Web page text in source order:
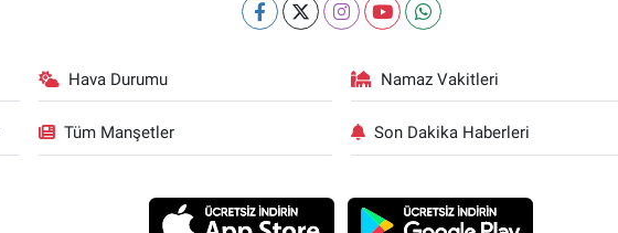
Hava Durumu Namaz Vakitleri
Tüm Manşetler Son Dakika Haberleri